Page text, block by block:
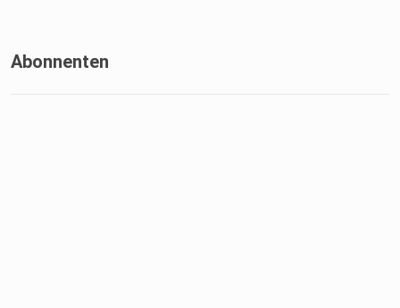
Abonnenten